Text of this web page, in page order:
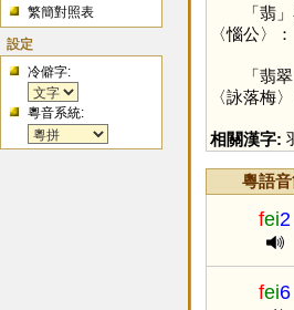
繁簡對照表
設定
冷僻字:
粵音系統:
「翡
〈惱公〉
「翡翠」
〈詠落梅
相關漢字:
粵語
fei2
fei6